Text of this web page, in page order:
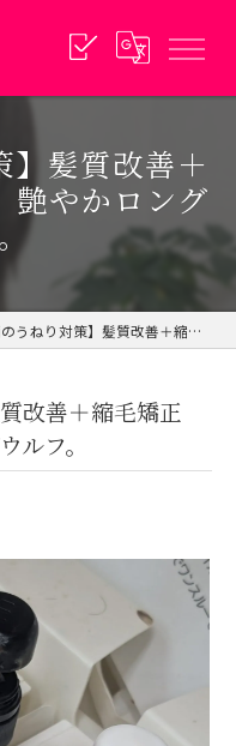
】髪質改善＋
艶やかロング
り対策】髪質改善＋縮毛矯正でつくる、艶やかロングウルフ。
改善＋縮毛矯正
ルフ。